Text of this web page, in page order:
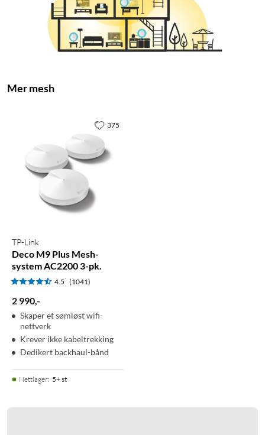
Mer mesh
TP-Link
Deco M9 Plus Mesh-
system AC2200 3-pk.
4.5 (1041)
2 990-
Skaper et sømløst wifi-
nettverk
Krever ikke kabeltrekking
Dedikert backhaul-bånd
Nettlager: 5+ st
375